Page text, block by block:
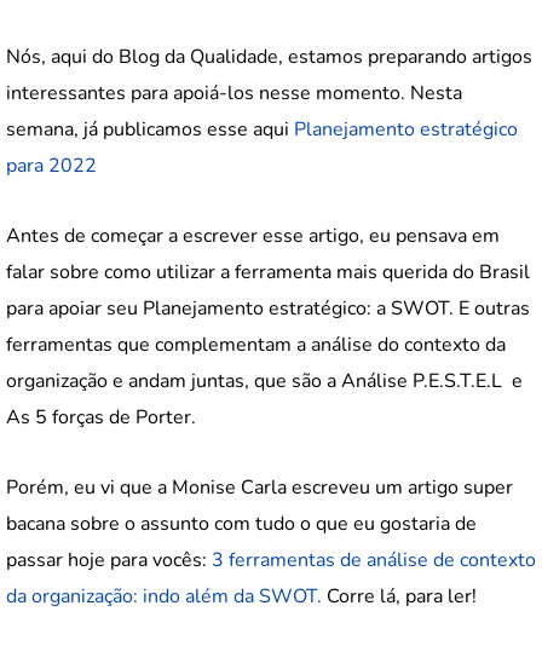
Nós, aqui do Blog da Qualidade, estamos preparando artigos
interessantes para apoiá-los nesse momento. Nesta
semana, já publicamos esse aqui Planejamento estratégico
para 2022
Antes de começar a escrever esse artigo, eu pensava em
falar sobre como utilizar a ferramenta mais querida do Brasil
para apoiar seu Planejamento estratégico: a SWOT. E outras
ferramentas que complementam a análise do contexto da
organização e andam juntas, que são a Análise P.E.S.T.E.L e
As 5 forças de Porter.
Porém, eu vi que a Monise Carla escreveu um artigo super
bacana sobre o assunto com tudo o que eu gostaria de
passar hoje para vocês: 3 ferramentas de análise de contexto
da organização: indo além da SWOT. Corre lá, para ler!